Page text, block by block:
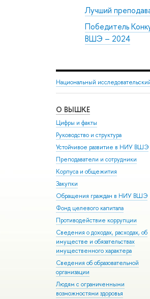
Лучший
Победитель
ВШЭ – 2024
Национальный
О ВЫШКЕ
Цифры и факты
Руководство и структура
Устойчивое развитие в НИУ ВШЭ
Преподаватели и сотрудники
Корпуса и общежития
Закупки
Обращения граждан в НИУ ВШЭ
Фонд целевого капитала
Противодействие коррупции
Сведения о доходах, расходах, об
имуществе и обязательствах
имущественного характера
Сведения об образовательной
организации
Людям с ограниченными
возможностями здоровья